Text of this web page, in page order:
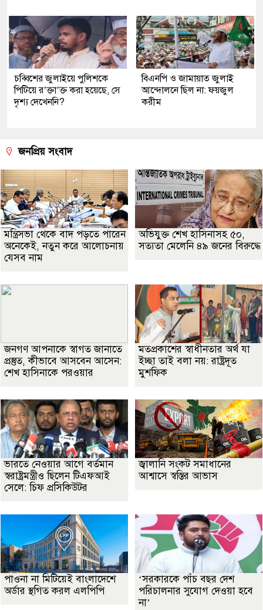
চব্বিশের জুলাইয়ে পুলিশকে
পিটিয়ে র’ক্তা’ক্ত করা হয়েছে, সে
দৃশ্য দেখেননি?
বিএনপি ও জামায়াত জুলাই
আন্দোলনে ছিল না: ফয়জুল
করীম
জনপ্রিয় সংবাদ
মন্ত্রিসভা থেকে বাদ পড়তে পারেন
অনেকেই, নতুন করে আলোচনায়
যেসব নাম
অভিযুক্ত শেখ হাসিনাসহ ৫০,
সত্যতা মেলেনি ৪৯ জনের বিরুদ্ধে
জনগণ আপনাকে স্বাগত জানাতে
প্রস্তুত, কীভাবে আসবেন আসেন:
শেখ হাসিনাকে পরওয়ার
মতপ্রকাশের স্বাধীনতার অর্থ যা
ইচ্ছা তাই বলা নয়: রাষ্ট্রদূত
মুশফিক
ভারতে নেওয়ার আগে বর্তমান
স্বরাষ্ট্রমন্ত্রীও ছিলেন টিএফআই
সেলে: চিফ প্রসিকিউটর
জ্বালানি সংকট সমাধানের
আশ্বাসে স্বস্তির আভাস
পাওনা না মিটিয়েই বাংলাদেশে
অর্ডার স্থগিত করল এলপিপি
‘সরকারকে পাঁচ বছর দেশ
পরিচালনার সুযোগ দেওয়া হবে
না’